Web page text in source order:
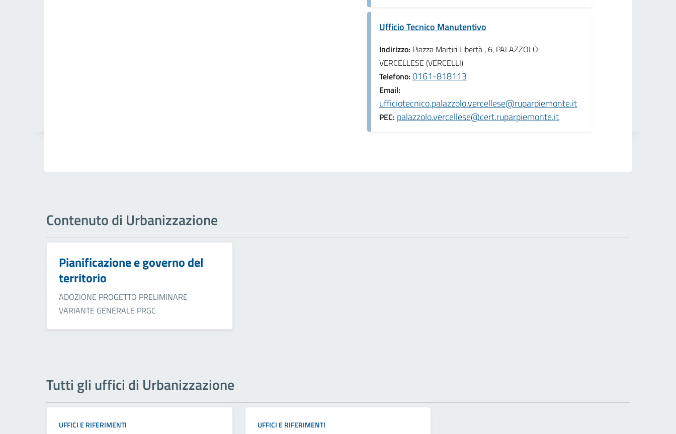
Ufficio Tecnico Manutentivo
Indirizzo: Piazza Martiri Libertà , 6, PALAZZOLO
VERCELLESE (VERCELLI)
Telefono: 0161-818113
Email:
ufficiotecnico.palazzolo.vercellese@ruparpiemonte.it
PEC: palazzolo.vercellese@cert.ruparpiemonte.it
Contenuto di Urbanizzazione
Pianificazione e governo del
territorio
ADOZIONE PROGETTO PRELIMINARE
VARIANTE GENERALE PRGC
Tutti gli uffici di Urbanizzazione
UFFICI E RIFERIMENTI UFFICI E RIFERIMENTI